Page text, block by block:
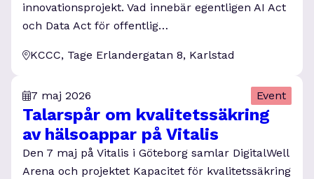
innovationsprojekt. Vad innebär egentligen AI Act
och Data Act för offentlig…
KCCC, Tage Erlandergatan 8, Karlstad
7 maj 2026 Event
Talarspår om kvalitetssäkring
av hälsoappar på Vitalis
Den 7 maj på Vitalis i Göteborg samlar DigitalWell
Arena och projektet Kapacitet för kvalitetssäkring